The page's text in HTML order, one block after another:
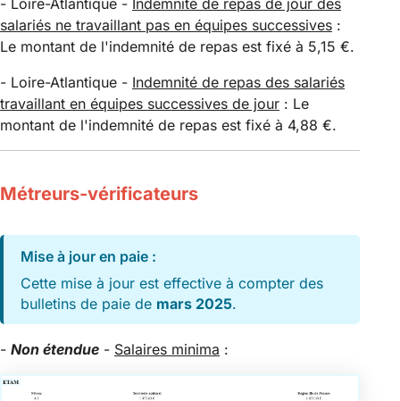
salariés ne travaillant pas en équipes successives :
Le montant de l'indemnité de repas est fixé à 5,15 €.
- Loire-Atlantique - Indemnité de repas des salariés
travaillant en équipes successives de jour : Le
montant de l'indemnité de repas est fixé à 4,88 €.
Métreurs-vérificateurs
Mise à jour en paie :
Cette mise à jour est effective à compter des
bulletins de paie de mars 2025.
- Non étendue - Salaires minima :